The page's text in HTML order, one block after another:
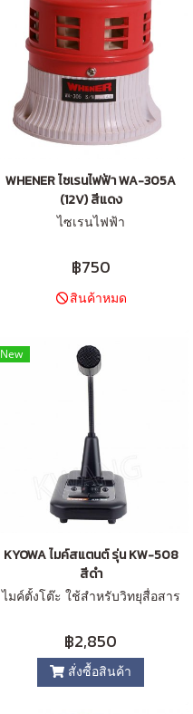
WHENER ไซเรนไฟฟ้า WA-305A
(12V) สีแดง
ไซเรนไฟฟ้า
฿750
สินค้าหมด
New
KYOWA ไมค์สแตนต์ รุ่น KW-508
สีดำ
ไมค์ตั้งโต๊ะ ใช้สำหรับวิทยุสื่อสาร
฿2,850
สั่งซื้อสินค้า